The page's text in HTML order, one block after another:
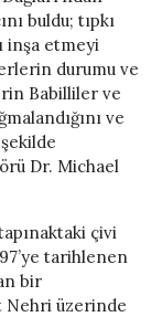
buldu; tıpkı
inşa etmeyi
durumu ve
Babilliler ve
ve
Dr. Michael
çivi
tarihlenen
bir
Nehri üzerinde